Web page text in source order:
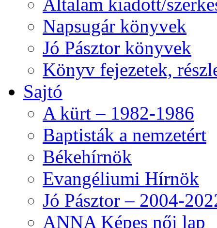
Általam kiadott/
Napsugár könyvek
Jó Pásztor könyvek
Könyv fejezetek,
Sajtó
A kürt – 1982-1986
Baptisták a nemzetért
Békehírnök
Evangéliumi Hírnök
Jó Pásztor – 2004-
ANNA Képes női lap